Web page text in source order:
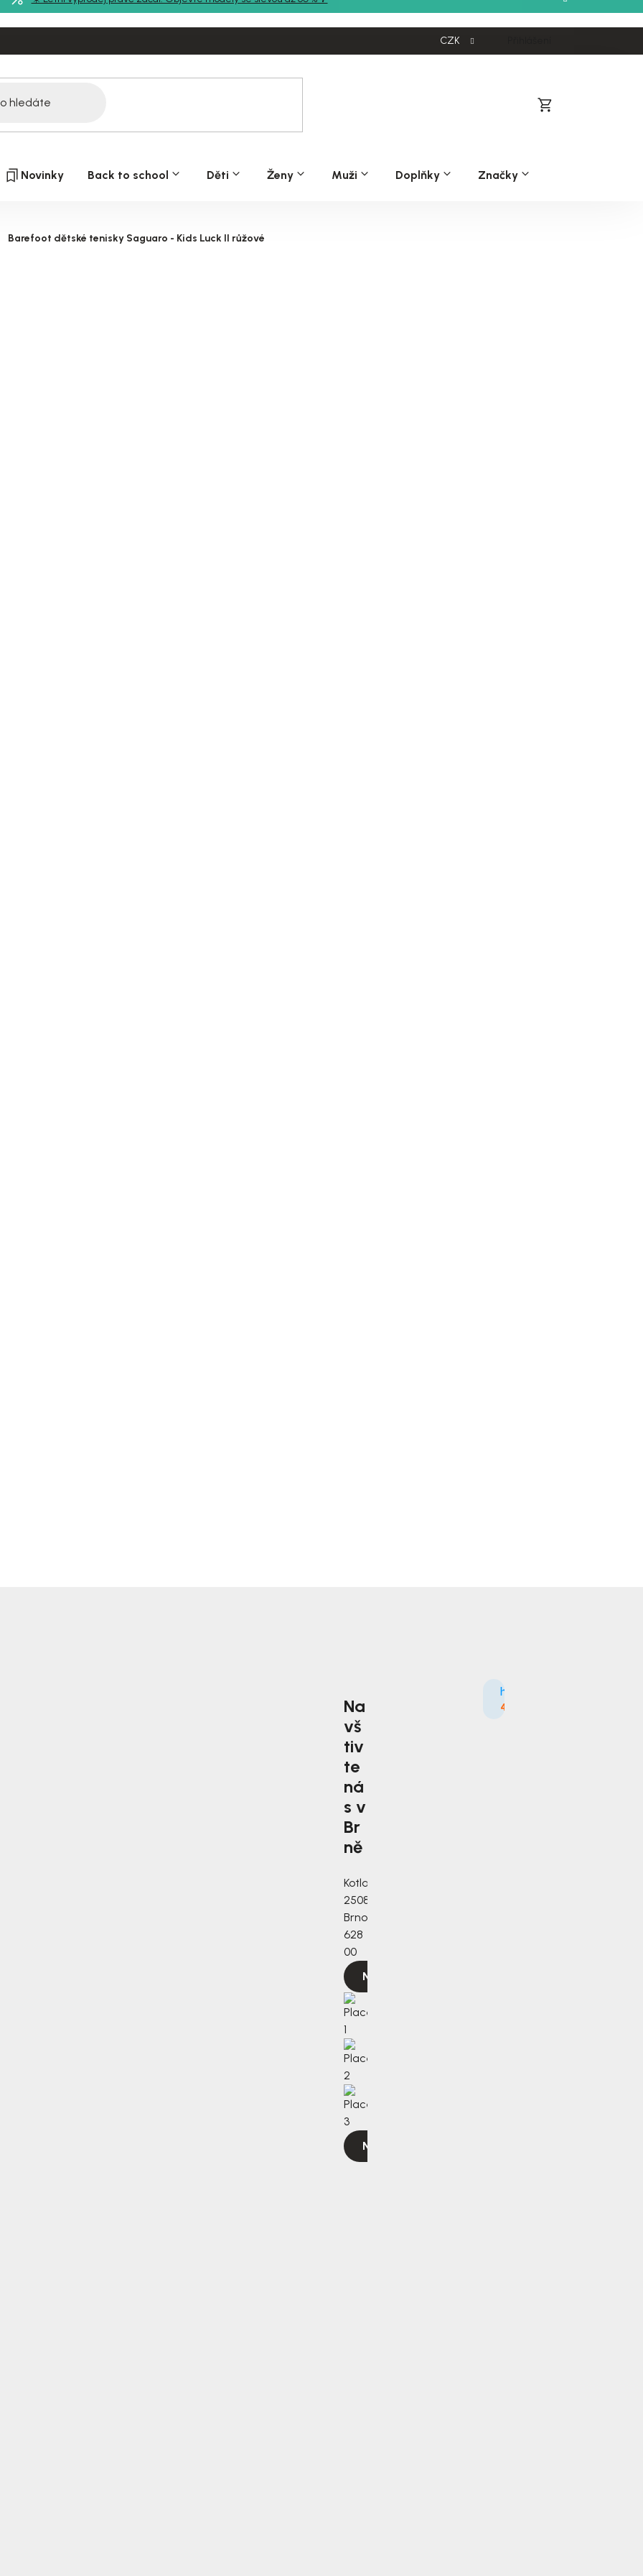
CZK
Nákupní
Novinky Back to school Děti Ženy Muži Doplňky Značky
Barefoot dětské tenisky Saguaro - Kids Luck II růžové
Na
vš
tiv
te
ná
s v
Br
ně
Kotlanova
2508/3a,
Brno,
628
00
Navigovat
Navigovat
4.9